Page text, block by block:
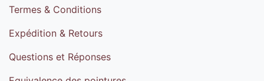
Termes & Conditions
Expédition & Retours
Questions et Réponses